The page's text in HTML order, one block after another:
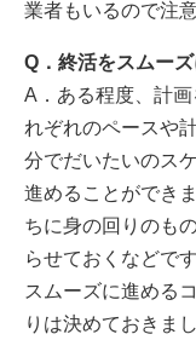
業者もいるので注
Q．終活をスムー
A．ある程度、計
れぞれのペースや
分でだいたいのス
進めることができ
ちに身の回りのも
らせておくなどで
スムーズに進める
りは決めておきまし